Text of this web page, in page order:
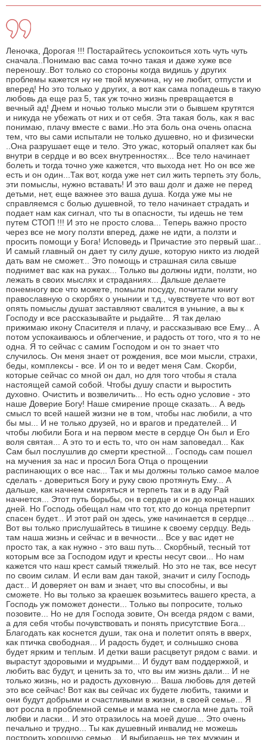
Леночка, Дорогая !!! Постарайтесь успокоиться хоть чуть чуть
сначала..Понимаю вас сама точно такая и даже хуже все
переношу..Вот только со стороны когда видишь у других
проблемы кажется ну не твой мужчина, ну не любит, отпусти и
вперед! Но это только у других, а вот как сама попадешь в такую
любовь да еще раз 5, так уж точно жизнь превращается в
вечный ад! Днем и ночью только мысли эти о бывшем крутятся
и никуда не убежать от них и от себя. Эта такая боль, как я вас
понимаю, плачу вместе с вами..Но эта боль она очень опасна
тем, что вы сами испытали не только душевно, но и физически
..Она разрушает еще и тело. Это ужас, который опаляет как бы
внутри в сердце и во всех внутренностях... Все тело начинает
болеть и тогда точно уже кажется, что выхода нет. Но он все же
есть и он один...Так вот, когда уже нет сил жить терпеть эту боль,
эти помыслы, нужно вставать! И это ваш долг и даже не перед
детьми, нет, еще важнее это ваша душа. Когда уже мы не
справляемся с болью душевной, то тело начинает страдать и
подает нам как сигнал, что ты в опасности, ты идешь не тем
путем СТОП !!! И это не просто слова... Теперь важно просто
через все не могу ползти вперед, даже не идти, а ползти и
просить помощи у Бога! Исповедь и Причастие это первый шаг...
И самый главный он дает ту силу душе, которую никто из людей
дать вам не сможет... Это помощь и страшная сила свыше
поднимет вас как на руках... Только вы должны идти, ползти, но
лежать в своих мыслях и страданиях... Дальше делаете
понемногу все что можете, помыли посуду, почитали книгу
православную о скорбях о унынии и т.д., чувствуете что вот вот
опять помыслы душат заставляют свалится в уныние, а вы к
Господу и все рассказывайте и рыдайте... Я так делаю
прижимаю икону Спасителя и плачу, и рассказываю все Ему... А
потом успокаиваюсь и облегчение, и радость от того, что я то не
одна. Я то сейчас с самим Господом и он то знает что
случилось. Он меня знает от рождения, все мои мысли, страхи,
беды, комплексы - все. И он то и ведет меня Сам. Скорби,
которые сейчас со мной он дал, но для того чтобы я стала
настоящей самой собой. Чтобы душу спасти и выростить
духовно. Очистить и возвеличить... Но есть одно условие - это
наше Доверие Богу! Наше смирение проще сказать... А ведь
смысл то всей нашей жизни не в том, чтобы нас любили, а что
бы мы... И не только друзей, но и врагов и предателей... И
чтобы любили Бога и на первом месте в сердце Он был и Его
воля святая... А это то и есть то, что он нам заповедал... Как
Сам был послушлив до смерти крестной... Господь сам пошел
на мучения за нас и просил Бога Отца о прощении
распинающих о все нас... Так и мы должны только самое малое
сделать - довериться Богу и руку свою протянуть Ему... А
дальше, как начнем смиряться и терпеть так и в аду Рай
начнется... Этот путь борьбы, он в сердце и он до конца наших
дней. Но Господь обещал нам что тот, кто до конца претерпит
спасен будет... И этот рай он здесь, уже начинается в сердце...
Вот вы только прислушайтесь в тишине к своему сердцу. Ведь
там наша жизнь и сейчас и в вечности... Все у вас идет не
просто так, а как нужно - это ваш путь... Скорбный, тесный тот
которым все за Господом идут и кресты несут свои... Но нам
кажется что наш крест самый тяжелый. Но это не так, все несут
по своим силам. И если вам дан такой, значит и силу Господь
даст... И доверяет он вам и знает, что вы способны, и вы
сможете. Но вы только за краешек возьмитесь вашего креста, а
Господь уж поможет донести... Только вы попросите, только
позовите... Но не для Господа зовите, Он всегда рядом с вами,
а для себя чтобы почувствовать и понять присутствие Бога...
Благодать как коснется души, так она и полетит опять в вверх,
как птичка свободная... И радость будет, и солнышко снова
будет ярким и теплым. И детки ваши расцветут рядом с вами. и
вырастут здоровыми и мудрыми... И будут вам поддержкой, и
любить вас будут, и ценить за то, что вы им жизнь дали... И не
только жизнь, но и радость духовную... Ваша любовь для детей
это все сейчас! Вот как вы сейчас их будете любить, такими и
они будут добрыми и счастливыми в жизни, в своей семье... Я
вот росла в проблемной семье и мама не смогла мне дать той
любви и ласки... И это отразилось на моей душе... Это очень
печально и трудно... Ты как душевный инвалид не можешь
построить хорошую семью... И выбираешь не тех мужчин и